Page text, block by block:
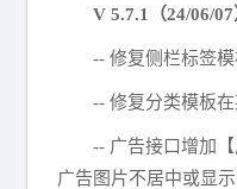
V 5.7.1（24/06/07
-- 修复侧栏标签
-- 修复分类模板
-- 广告接口增加
广告图片不居中或显示